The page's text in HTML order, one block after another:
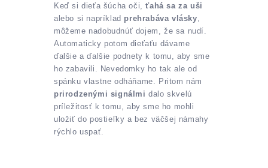
Keď si dieťa šúcha oči,ťahá sa za uši
alebo si napríklad prehrabáva vlásky
môžeme nadobudnúť dojem, že sa nudí.
Automaticky potom dieťaťu dávame
ďalšie a ďalšie podnety k tomu, aby sme
ho zabavili. Nevedomky ho tak ale od
spánku vlastne odháňame. Pritom nám
prirodzenými signálmi dalo skvelú
príležitosť k tomu, aby sme ho mohli
uložiť do postieľky a bez väčšej námahy
rýchlo uspať.